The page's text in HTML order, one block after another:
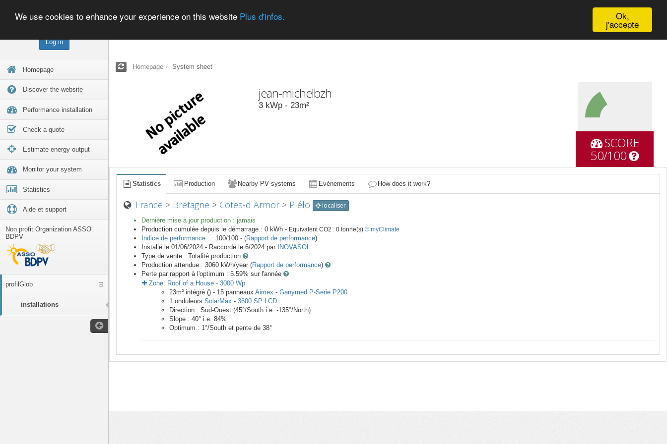
Log in
Homepage
Discover the website
Performance installation
Check a quote
Estimate energy output
Monitor your system
Statistics
Aide et support
Non profit Organization ASSO
BDPV
profilGlob
installations
Ok,
j'accepte
We use cookies to enhance your experience on this website Plus d'infos.
Homepage System sheet
jean-michelbzh
3 kWp - 23m²
SCORE
50/100
Statistics Production Nearby PV systems Evènements How does it work?
France > Bretagne > Cotes-d Armor> Plélo localiser
Dernière mise à jour production : jamais
Production cumulée depuis le démarrage : 0 kWh - Equivalent CO2 : 0 tonne(s) © myClimate
Indice de performance : : 100/100 - (Rapport de performance)
Installé le 01/06/2024 - Raccordé le 6/2024 par
INOVASOL
Type de vente : Totalité production
Production attendue : 3060 kWh/year (Rapport de performance)
Perte par rapport à l'optimum : 5.59% sur l'année
Zone: Roof of a House - 3000 Wp
23m² intégré () - 15 panneaux Aimex - Ganymed P-Serie P200
1 onduleurs SolarMax - 3600 SP LCD
Direction : Sud-Ouest (45°/South i.e. -135°/North)
Slope : 40° i.e. 84%
Optimum : 1°/South et pente de 38°